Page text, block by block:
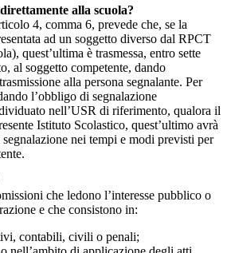
alla scuola?
4, comma 6, prevede che, se la
ad un soggetto diverso dal RPCT
quest’ultima è trasmessa, entro sette
al soggetto competente, dando
alla persona segnalante. Per
l’obbligo di segnalazione
nell’USR di riferimento, qualora il
Istituto Scolastico, quest’ultimo avrà
nei tempi e modi previsti per
che ledono l’interesse pubblico o
e che consistono in:
contabili, civili o penali;